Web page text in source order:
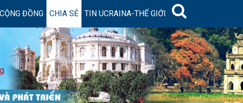
ĐỒNG CHIA SẺ TIN UCRAINA-THẾ GIỚI